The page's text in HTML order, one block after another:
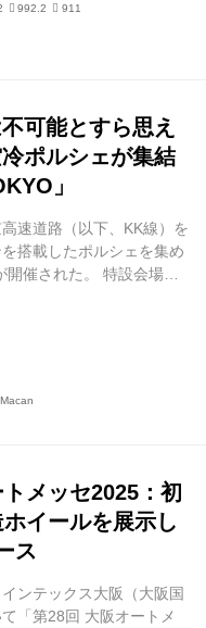
リケンパーク（2025年）
992.2 911
可能とすら思え
ポルシェが集結
」
速道路（以下、KK線）を
搭載したポルシェを集め
催された。 特設会場と
年4月5日（土）午後8時
、普段はクローズされた
とはできない。 「自動車
目を終えて「歩行者中心
冷エンジンを搭載したポ
年にアメリカ・カリフォ
ルシェの祭...
Macan
メッセ2025：初
イールを展示し
ス
ンテックス⼤阪（⼤阪国
「第28回 大阪オートメ